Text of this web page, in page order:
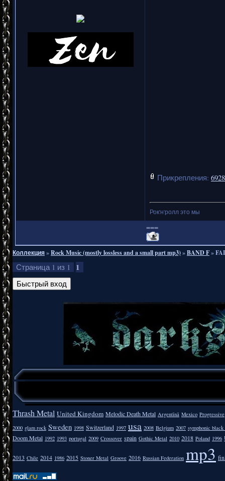
Прикрепления:
Рок'н'ролл это мы
===
Коллекция»Rock Music (mostly lossless and a small part mp3)»BAND F»
Страница 1 из 1 1
Thrash Metal United Kingdom Melodic Death Metal Argentīnā Mexico Progressive
2000 glam rock Sweden 1998 Switzerland 1997 usa 2008 Belgium 2007 symphonic
Doom Metal 1992 1993 portugal 2009 Crossover spain Gothic Metal 2010 2018 Poland 1996
2013 Chile 2014 1986 2015 Stoner Metal Groove 2016 Russian Federation mp3